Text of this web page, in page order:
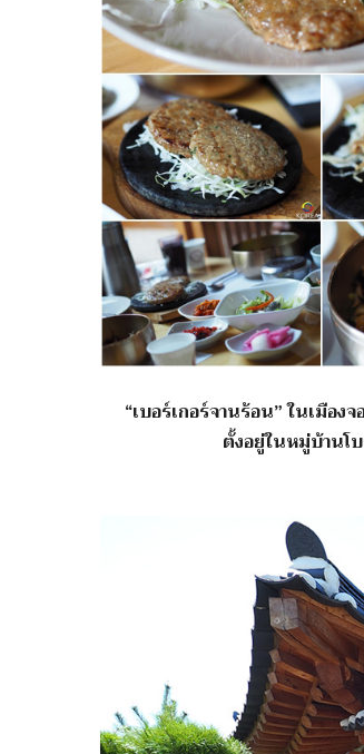
“เบอร์เกอร์จานร้อน” ในเมือ
ตั้งอยู่ในหมู่บ้านโ